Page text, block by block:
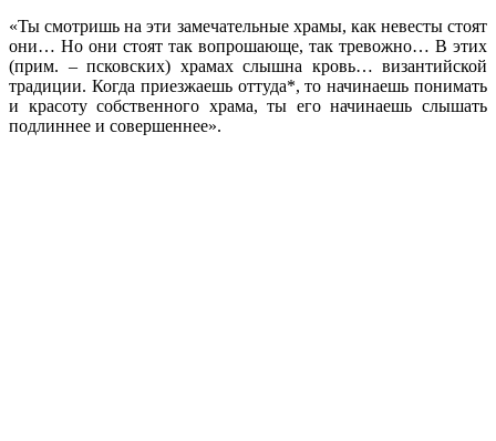
«Ты смотришь на эти замечательные храмы, как невесты стоят
они… Но они стоят так вопрошающе, так тревожно… В этих
(прим. – псковских) храмах слышна кровь… византийской
традиции. Когда приезжаешь оттуда*, то начинаешь понимать
и красоту собственного храма, ты его начинаешь слышать
подлиннее и совершеннее».